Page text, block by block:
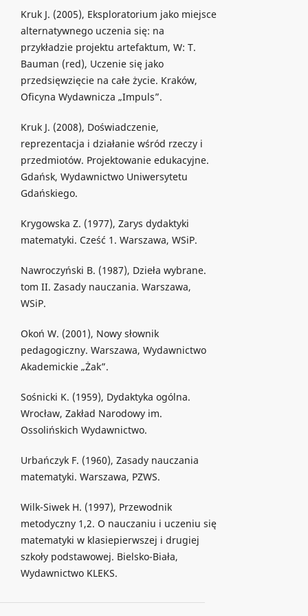
Kruk J. (2005), Eksploratorium jako miejsce
alternatywnego uczenia się: na
przykładzie projektu artefaktum, W: T.
Bauman (red), Uczenie się jako
przedsięwzięcie na całe życie. Kraków,
Oficyna Wydawnicza „Impuls”.
Kruk J. (2008), Doświadczenie,
reprezentacja i działanie wśród rzeczy i
przedmiotów. Projektowanie edukacyjne.
Gdańsk, Wydawnictwo Uniwersytetu
Gdańskiego.
Krygowska Z. (1977), Zarys dydaktyki
matematyki. Cześć 1. Warszawa, WSiP.
Nawroczyński B. (1987), Dzieła wybrane.
tom II. Zasady nauczania. Warszawa,
WSiP.
Okoń W. (2001), Nowy słownik
pedagogiczny. Warszawa, Wydawnictwo
Akademickie „Żak”.
Sośnicki K. (1959), Dydaktyka ogólna.
Wrocław, Zakład Narodowy im.
Ossolińskich Wydawnictwo.
Urbańczyk F. (1960), Zasady nauczania
matematyki. Warszawa, PZWS.
Wilk-Siwek H. (1997), Przewodnik
metodyczny 1,2. O nauczaniu i uczeniu się
matematyki w klasiepierwszej i drugiej
szkoły podstawowej. Bielsko-Biała,
Wydawnictwo KLEKS.